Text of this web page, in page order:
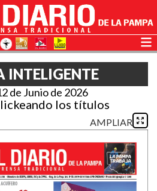
INTELIGENTE
de Junio de 2026
los títulos
AMPLIAR